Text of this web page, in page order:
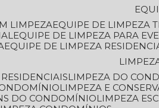
LIMPEZA EQUIPE DE LIMPEZA
EQUIPE DE LIMPEZA PARA
EQUIPE DE LIMPEZA
LIMPEZA DO
LIMPEZA E
DO CONDOMÍNIO
LIMPEZA